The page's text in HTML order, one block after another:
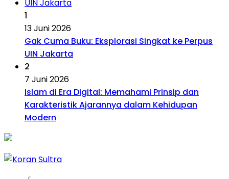
1
13 Juni 2026
Gak Cuma Buku: Eksplorasi Singkat ke Perpus
UIN Jakarta
2
7 Juni 2026
Islam di Era Digital: Memahami Prinsip dan
Karakteristik Ajarannya dalam Kehidupan
Modern